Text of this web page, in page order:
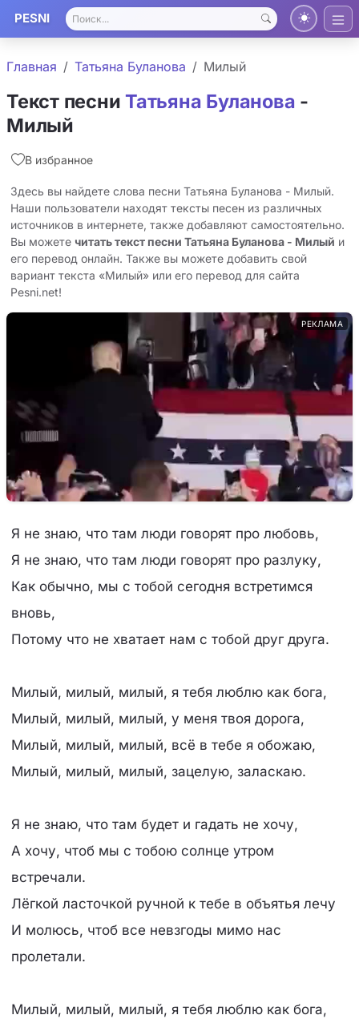
PESNI
Главная Татьяна Буланова Милый
Текст песниТатьяна Буланова -
Милый
В избранное
Здесь вы найдете слова песни Татьяна Буланова - Милый.
Наши пользователи находят тексты песен из различных
источников в интернете, также добавляют самостоятельно.
Вы можете читать текст песни Татьяна Буланова - Милый и
его перевод онлайн. Также вы можете добавить свой
вариант текста «Милый» или его перевод для сайта
Pesni.net!
РЕКЛАМА
Я не знаю, что там люди говорят про любовь,
Я не знаю, что там люди говорят про разлуку,
Как обычно, мы с тобой сегодня встретимся
вновь,
Потому что не хватает нам с тобой друг друга.
Милый, милый, милый, я тебя люблю как бога,
Милый, милый, милый, у меня твоя дорога,
Милый, милый, милый, всё в тебе я обожаю,
Милый, милый, милый, зацелую, заласкаю.
Я не знаю, что там будет и гадать не хочу,
А хочу, чтоб мы с тобою солнце утром
встречали.
Лёгкой ласточкой ручной к тебе в объятья лечу
И молюсь, чтоб все невзгоды мимо нас
пролетали.
Милый, милый, милый, я тебя люблю как бога,